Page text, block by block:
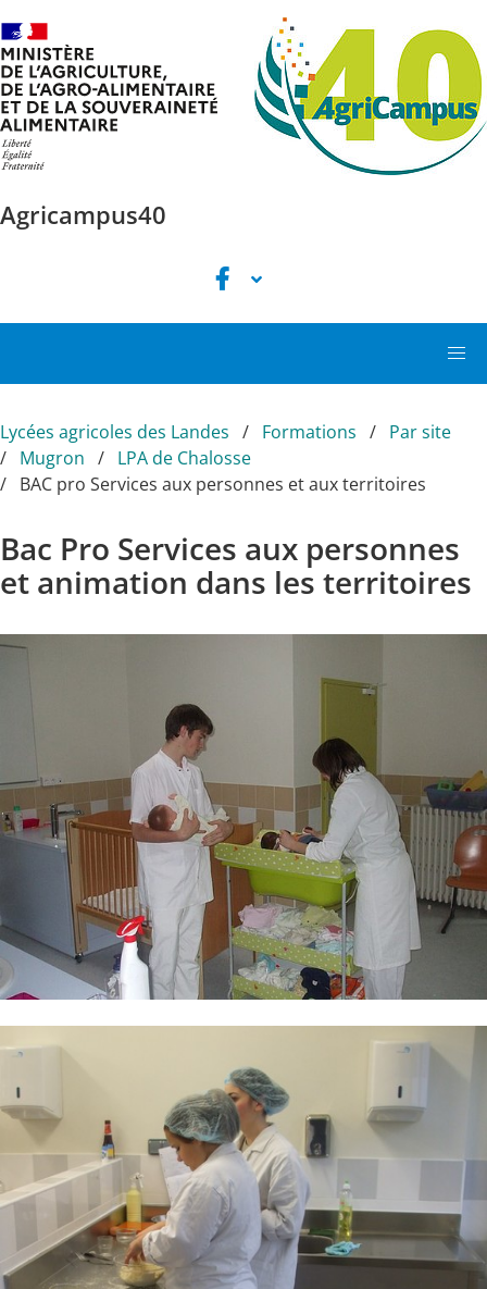
Agricampus40
Lycées agricoles des Landes Formations
Par site
Mugron
LPA de Chalosse
BAC pro Services aux personnes et aux territoires
Bac Pro Services aux personnes
et animation dans les territoires